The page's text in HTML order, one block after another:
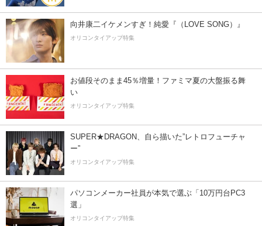
向井康二イケメンすぎ！純愛『（LOVE SONG）』
オリコンタイアップ特集
お値段そのまま45％増量！ファミマ夏の大盤振る舞
い
オリコンタイアップ特集
SUPER★DRAGON、自ら描いた”レトロフューチャ
ー”
オリコンタイアップ特集
パソコンメーカー社員が本気で選ぶ「10万円台PC3
選」
オリコンタイアップ特集